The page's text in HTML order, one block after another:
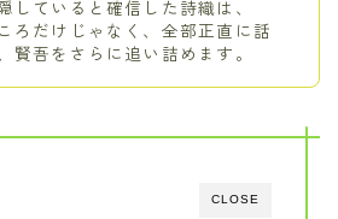
していると確信した詩織は、
ろだけじゃなく、全部正直に話
賢吾をさらに追い詰めます。
CLOSE